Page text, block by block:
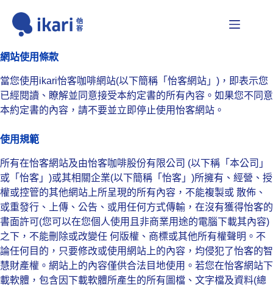
要
容
網站使用條款
當您使用ikari怡客咖啡網站(以下簡稱「怡客網站」)，即表示您
已經閱讀、瞭解並同意接受本約定書的所有內容。如果您不同意
本約定書的內容，請不要並立即停止使用怡客網站。
使用規範
所有在怡客網站及由怡客咖啡股份有限公司 (以下稱「本公司」
或「怡客」)或其相關企業(以下簡稱「怡客」)所擁有、經營、授
權或控管的其他網站上所呈現的所有內容，不能複製或 散佈、
或重發行、上傳、公告、或用任何方式傳輸，在沒有獲得怡客的
書面許可(您可以在您個人使用且非商業用途的電腦下載其內容)
之下，不能刪除或改變任 何版權、商標或其他所有權聲明。不
論任何目的，只要修改或使用網站上的內容，均侵犯了怡客的智
慧財產權。網站上的內容僅供合法目地使用。若您在怡客網站下
載軟體，包含因下載軟體所產生的所有圖檔、文字檔及資料(總